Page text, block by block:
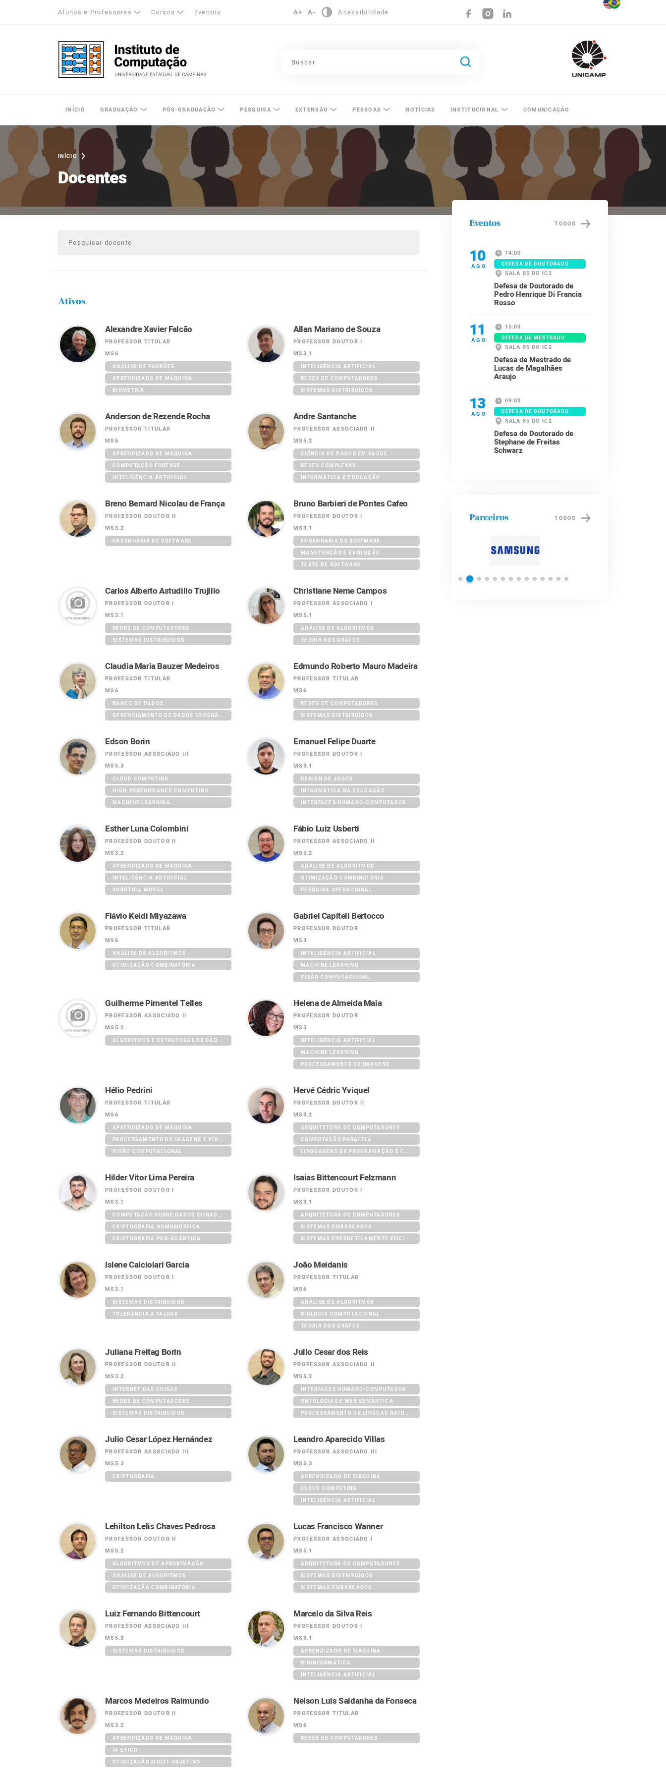
Alunos e Professores Cursos Eventos A+ A- Acessibilidade
Unicamp - Universidade Estadual de Campinas
INÍCIO GRADUAÇÃO PÓS-GRADUAÇÃO PESQUISA EXTENSÃO PESSOAS NOTÍCIAS INSTITUCIONAL COMUNICAÇÃO
INÍCIO
Docentes
Ativos
Alexandre Xavier Falcão
PROFESSOR TITULAR
MS6
ANÁLISE DE PADRÕES
APRENDIZADO DE MÁQUINA
BIOMETRIA
Allan Mariano de Souza
PROFESSOR DOUTOR I
MS3.1
INTELIGÊNCIA ARTIFICIAL
REDES DE COMPUTADORES
SISTEMAS DISTRIBUÍDOS
Anderson de Rezende Rocha
PROFESSOR TITULAR
MS6
APRENDIZADO DE MÁQUINA
COMPUTAÇÃO FORENSE
INTELIGÊNCIA ARTIFICIAL
Andre Santanche
PROFESSOR ASSOCIADO II
MS5.2
CIÊNCIA DE DADOS EM SAÚDE
REDES COMPLEXAS
INFORMÁTICA E EDUCAÇÃO
Breno Bernard Nicolau de França
PROFESSOR DOUTOR II
MS3.2
ENGENHARIA DE SOFTWARE
Bruno Barbieri de Pontes Cafeo
PROFESSOR DOUTOR I
MS3.1
ENGENHARIA DE SOFTWARE
MANUTENÇÃO E EVOLUÇÃO
TESTE DE SOFTWARE
Carlos Alberto Astudillo Trujillo
PROFESSOR DOUTOR I
MS3.1
REDES DE COMPUTADORES
SISTEMAS DISTRIBUÍDOS
Christiane Neme Campos
PROFESSOR ASSOCIADO I
MS5.1
ANÁLISE DE ALGORITMOS
TEORIA DOS GRAFOS
Claudia Maria Bauzer Medeiros
PROFESSOR TITULAR
MS6
BANCO DE DADOS
GERENCIAMENTO DE DADOS GEOGRÁFICOS
Edmundo Roberto Mauro Madeira
PROFESSOR TITULAR
MS6
REDES DE COMPUTADORES
SISTEMAS DISTRIBUÍDOS
Edson Borin
PROFESSOR ASSOCIADO III
MS5.3
CLOUD COMPUTING
HIGH-PERFORMANCE COMPUTING
MACHINE LEARNING
Emanuel Felipe Duarte
PROFESSOR DOUTOR I
MS3.1
DESIGN DE JOGOS
INFORMÁTICA NA EDUCAÇÃO
INTERFACES HUMANO-COMPUTADOR
Esther Luna Colombini
PROFESSOR DOUTOR II
MS3.2
APRENDIZADO DE MÁQUINA
INTELIGÊNCIA ARTIFICIAL
ROBÓTICA MÓVEL
Fábio Luiz Usberti
PROFESSOR ASSOCIADO II
MS5.2
ANÁLISE DE ALGORITMOS
OTIMIZAÇÃO COMBINATÓRIA
PESQUISA OPERACIONAL
Flávio Keidi Miyazawa
PROFESSOR TITULAR
MS6
ANÁLISE DE ALGORITMOS
OTIMIZAÇÃO COMBINATÓRIA
Gabriel Capiteli Bertocco
PROFESSOR DOUTOR
MS3
INTELIGÊNCIA ARTIFICIAL
MACHINE LEARNING
VISÃO COMPUTACIONAL
Guilherme Pimentel Telles
PROFESSOR ASSOCIADO II
MS5.2
ALGORITMOS E ESTRUTURAS DE DADOS
Helena de Almeida Maia
PROFESSOR DOUTOR
MS3
INTELIGÊNCIA ARTIFICIAL
MACHINE LEARNING
PROCESSAMENTO DE IMAGENS
Hélio Pedrini
PROFESSOR TITULAR
MS6
APRENDIZADO DE MÁQUINA
PROCESSAMENTO DE IMAGENS E VÍDEOS
VISÃO COMPUTACIONAL
Hervé Cédric Yviquel
PROFESSOR DOUTOR II
MS3.2
ARQUITETURA DE COMPUTADORES
COMPUTAÇÃO PARALELA
LINGUAGENS DE PROGRAMAÇÃO E COMPILADORES
Hilder Vitor Lima Pereira
PROFESSOR DOUTOR I
MS3.1
COMPUTAÇÃO SOBRE DADOS CIFRADOS
CRIPTOGRAFIA HOMOMÓRFICA
CRIPTOGRAFIA PÓS-QUÂNTICA
Isaias Bittencourt Felzmann
PROFESSOR DOUTOR I
MS3.1
ARQUITETURA DE COMPUTADORES
SISTEMAS EMBARCADOS
SISTEMAS ENERGETICAMENTE EFICIENTES
Islene Calciolari Garcia
PROFESSOR DOUTOR I
MS3.1
SISTEMAS DISTRIBUÍDOS
TOLERÂNCIA A FALHAS
João Meidanis
PROFESSOR TITULAR
MS6
ANÁLISE DE ALGORITMOS
BIOLOGIA COMPUTACIONAL
TEORIA DOS GRAFOS
Juliana Freitag Borin
PROFESSOR DOUTOR II
MS3.2
INTERNET DAS COISAS
REDES DE COMPUTADORES
SISTEMAS DISTRIBUÍDOS
Julio Cesar dos Reis
PROFESSOR ASSOCIADO II
MS5.2
INTERFACES HUMANO-COMPUTADOR
ONTOLOGIAS E WEB SEMÂNTICA
PROCESSAMENTO DE LÍNGUAS NATURAIS
Julio Cesar López Hernández
PROFESSOR ASSOCIADO III
MS5.3
CRIPTOGRAFIA
Leandro Aparecido Villas
PROFESSOR ASSOCIADO III
MS5.3
APRENDIZADO DE MÁQUINA
CLOUD COMPUTING
INTELIGÊNCIA ARTIFICIAL
Lehilton Lelis Chaves Pedrosa
PROFESSOR DOUTOR II
MS5.2
ALGORITMOS DE APROXIMAÇÃO
ANÁLISE DE ALGORITMOS
OTIMIZAÇÃO COMBINATÓRIA
Lucas Francisco Wanner
PROFESSOR ASSOCIADO I
MS5.1
ARQUITETURA DE COMPUTADORES
SISTEMAS DISTRIBUÍDOS
SISTEMAS EMBARCADOS
Luiz Fernando Bittencourt
PROFESSOR ASSOCIADO III
MS5.3
SISTEMAS DISTRIBUÍDOS
Marcelo da Silva Reis
PROFESSOR DOUTOR I
MS3.1
APRENDIZADO DE MÁQUINA
BIOINFORMÁTICA
INTELIGÊNCIA ARTIFICIAL
Marcos Medeiros Raimundo
PROFESSOR DOUTOR II
MS3.2
APRENDIZADO DE MÁQUINA
IA ÉTICO
OTIMIZAÇÃO MULTI-OBJETIVO
Nelson Luis Saldanha da Fonseca
PROFESSOR TITULAR
MS6
REDES DE COMPUTADORES
Eventos TODOS
10
AGO
14:00
DEFESA DE DOUTORADO
SALA 85 DO IC2
Defesa de Doutorado de
Pedro Henrique Di Francia
Rosso
11
AGO
15:00
DEFESA DE MESTRADO
SALA 85 DO IC2
Defesa de Mestrado de
Lucas de Magalhães
Araujo
13
AGO
09:00
DEFESA DE DOUTORADO
SALA 85 DO IC2
Defesa de Doutorado de
Stephane de Freitas
Schwarz
Parceiros TODOS
ifood Shell